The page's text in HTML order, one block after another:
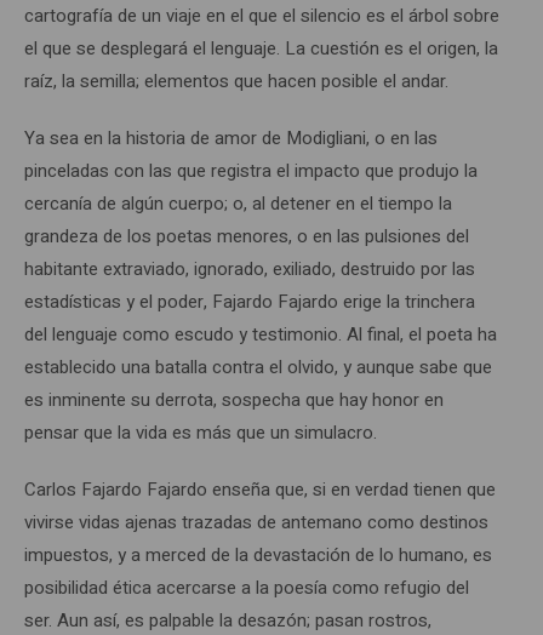
cartografía de un viaje en el que el silencio es el árbol sobre
el que se desplegará el lenguaje. La cuestión es el origen, la
raíz, la semilla; elementos que hacen posible el andar.
Ya sea en la historia de amor de Modigliani, o en las
pinceladas con las que registra el impacto que produjo la
cercanía de algún cuerpo; o, al detener en el tiempo la
grandeza de los poetas menores, o en las pulsiones del
habitante extraviado, ignorado, exiliado, destruido por las
estadísticas y el poder, Fajardo Fajardo erige la trinchera
del lenguaje como escudo y testimonio. Al final, el poeta ha
establecido una batalla contra el olvido, y aunque sabe que
es inminente su derrota, sospecha que hay honor en
pensar que la vida es más que un simulacro.
Carlos Fajardo Fajardo enseña que, si en verdad tienen que
vivirse vidas ajenas trazadas de antemano como destinos
impuestos, y a merced de la devastación de lo humano, es
posibilidad ética acercarse a la poesía como refugio del
ser. Aun así, es palpable la desazón; pasan rostros,